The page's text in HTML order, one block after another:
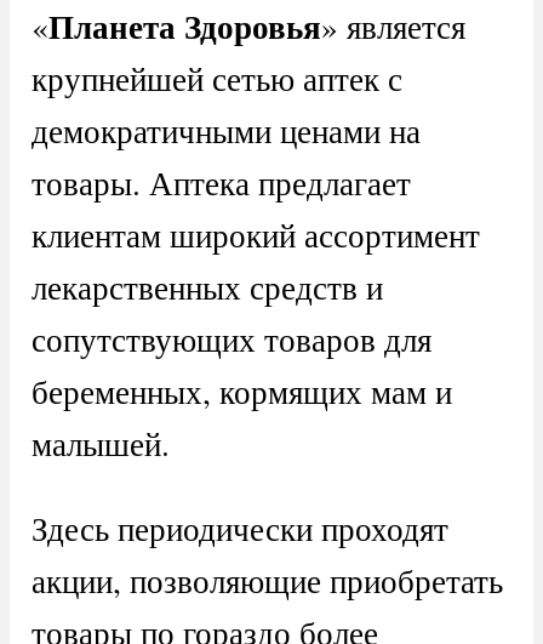
«Планета Здоровья» является
крупнейшей сетью аптек с
демократичными ценами на
товары. Аптека предлагает
клиентам широкий ассортимент
лекарственных средств и
сопутствующих товаров для
беременных, кормящих мам и
малышей.
Здесь периодически проходят
акции, позволяющие приобретать
товары по гораздо более